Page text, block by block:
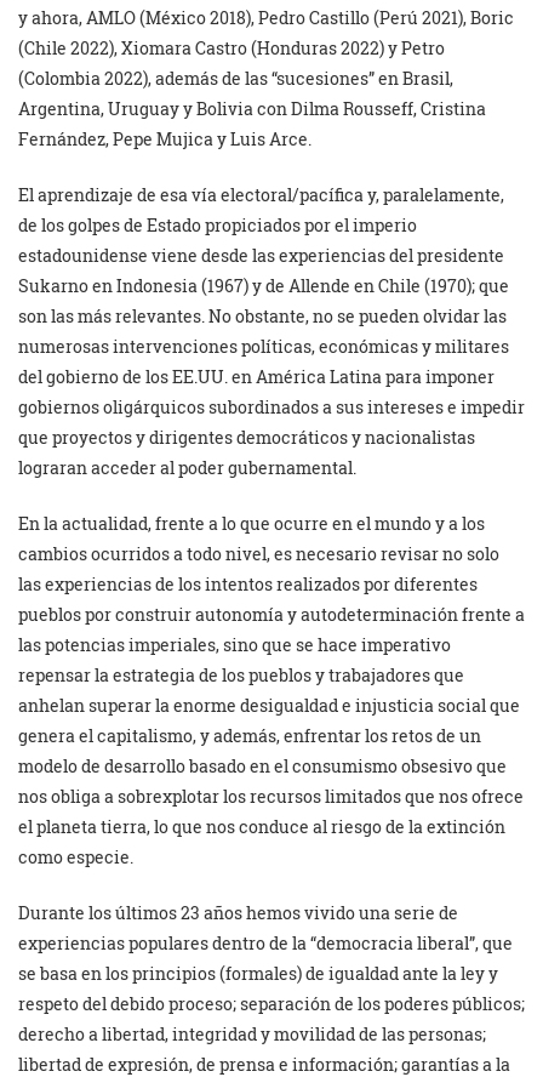
y ahora, AMLO (México 2018), Pedro Castillo (Perú 2021), Boric
(Chile 2022), Xiomara Castro (Honduras 2022) y Petro
(Colombia 2022), además de las “sucesiones” en Brasil,
Argentina, Uruguay y Bolivia con Dilma Rousseff, Cristina
Fernández, Pepe Mujica y Luis Arce.
El aprendizaje de esa vía electoral/pacífica y, paralelamente,
de los golpes de Estado propiciados por el imperio
estadounidense viene desde las experiencias del presidente
Sukarno en Indonesia (1967) y de Allende en Chile (1970); que
son las más relevantes. No obstante, no se pueden olvidar las
numerosas intervenciones políticas, económicas y militares
del gobierno de los EE.UU. en América Latina para imponer
gobiernos oligárquicos subordinados a sus intereses e impedir
que proyectos y dirigentes democráticos y nacionalistas
lograran acceder al poder gubernamental.
En la actualidad, frente a lo que ocurre en el mundo y a los
cambios ocurridos a todo nivel, es necesario revisar no solo
las experiencias de los intentos realizados por diferentes
pueblos por construir autonomía y autodeterminación frente a
las potencias imperiales, sino que se hace imperativo
repensar la estrategia de los pueblos y trabajadores que
anhelan superar la enorme desigualdad e injusticia social que
genera el capitalismo, y además, enfrentar los retos de un
modelo de desarrollo basado en el consumismo obsesivo que
nos obliga a sobrexplotar los recursos limitados que nos ofrece
el planeta tierra, lo que nos conduce al riesgo de la extinción
como especie.
Durante los últimos 23 años hemos vivido una serie de
experiencias populares dentro de la “democracia liberal”, que
se basa en los principios (formales) de igualdad ante la ley y
respeto del debido proceso; separación de los poderes públicos;
derecho a libertad, integridad y movilidad de las personas;
libertad de expresión, de prensa e información; garantías a la